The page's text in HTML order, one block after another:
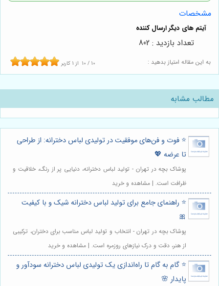
مشخصات
به این مقاله امتیاز بدهید : 10 / 10 از 1 کاربر
تعداد بازدید : 802
مطالب مشابه
⭐️ فوت و فن‌های موفقیت در تولیدی لباس دخترانه: از طراحی
تا عرضه 💖
پوشاک بچه در تهران - تولید لباس دخترانه، دنیایی پر از رنگ، خلاقیت و
ظرافت است. | مشاهده و خرید
⭐️ راهنمای جامع برای تولید لباس دخترانه شیک و با کیفیت
🎀
پوشاک بچه در تهران - انتخاب و تولید لباس مناسب برای دختران، ترکیبی
از هنر، دقت و درک نیازهای روزمره است. | مشاهده و خرید
⭐️ گام به گام تا راه‌اندازی یک تولیدی لباس دخترانه سودآور و
پایدار 🌸